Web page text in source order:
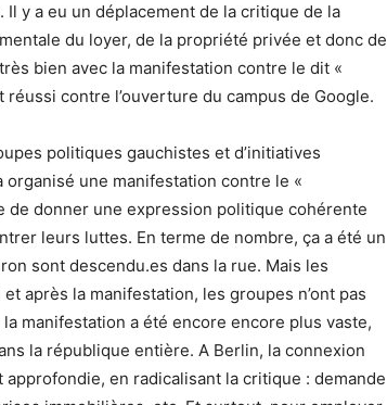
y a eu un déplacement de la critique de la
du loyer, de la propriété privée et donc de
bien avec la manifestation contre le dit «
contre l’ouverture du campus de Google.
politiques gauchistes et d’initiatives
une manifestation contre le «
de donner une expression politique cohérente
leurs luttes. En terme de nombre, ça a été un
sont descendu.es dans la rue. Mais les
après la manifestation, les groupes n’ont pas
manifestation a été encore encore plus vaste,
la république entière. A Berlin, la connexion
en radicalisant la critique : demande